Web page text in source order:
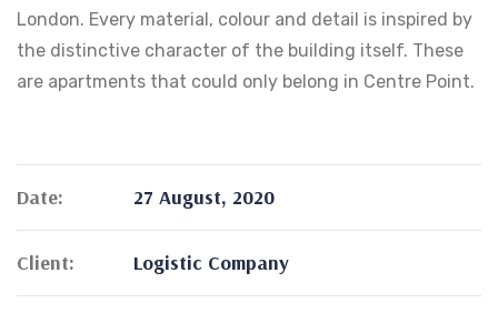
London. Every material, colour and detail is inspired by
the distinctive character of the building itself. These
are apartments that could only belong in Centre Point.
Date: 27 August, 2020
Client: Logistic Company